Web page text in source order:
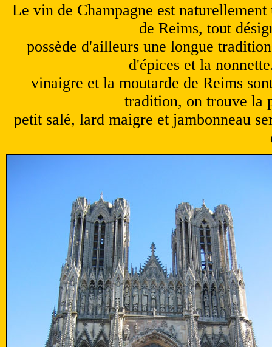
Le vin de Champagne est
de Reims, tout
possède d'ailleurs une longue
d'épices et la
vinaigre et la moutarde de Reims
tradition, on trouve la
petit salé, lard maigre et jambonneau